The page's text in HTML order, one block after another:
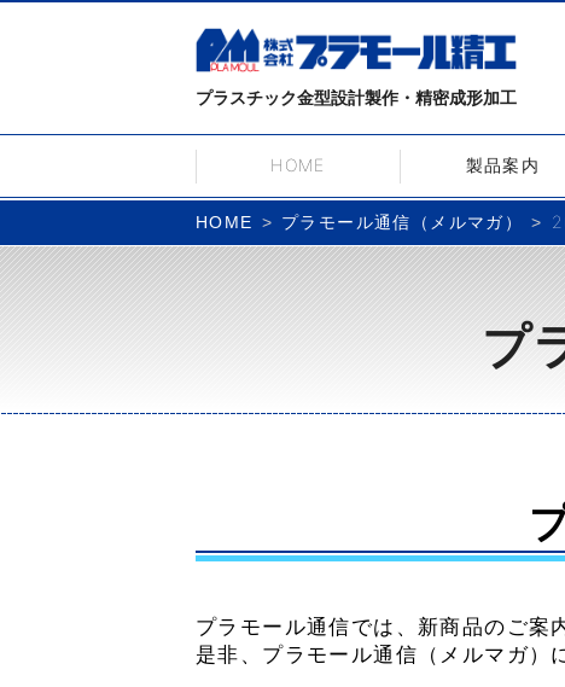
プラスチック金型設計製作・精密成形加工
HOME 製品案内
HOME プラモール通信（メルマガ）
プ
プラモール通信では、新商品のご案
是非、プラモール通信（メルマガ）